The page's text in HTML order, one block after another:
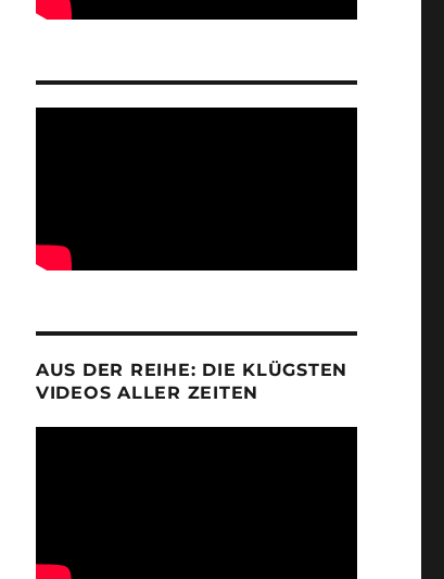
AUS DER REIHE: DIE KLÜGSTEN
VIDEOS ALLER ZEITEN